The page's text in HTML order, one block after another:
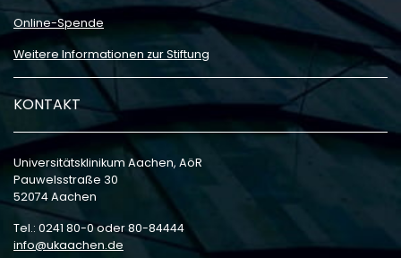
Online-Spende
Weitere Informationen zur Stiftung
KONTAKT
Universitätsklinikum Aachen, AöR
Pauwelsstraße 30
52074 Aachen
Tel.: 0241 80-0 oder 80-84444
info
ukaachen de